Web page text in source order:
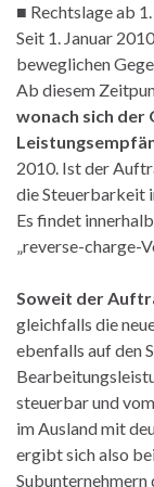
■ Rechtslage ab
Seit 1. Januar
beweglichen
Ab diesem
wonach sich der
2010. Ist der
die Steuerbarkeit
Es findet
„reverse-charge-
Soweit der
gleichfalls die
ebenfalls auf den
steuerbar und
im Ausland mit
ergibt sich also
Subunternehmern